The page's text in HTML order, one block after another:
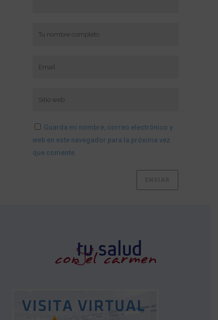
Guarda mi nombre, correo electrónico y
web en este navegador para la próxima vez
que comente.